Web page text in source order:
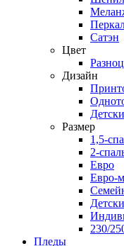
Сатэн
Цвет
Дизайн
Размер
1,5-
2-
Евро
Евро-
230/
Пледы